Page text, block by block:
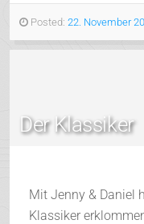
Posted: 22. November
Der Klassiker
Mit Jenny & Daniel
Klassiker